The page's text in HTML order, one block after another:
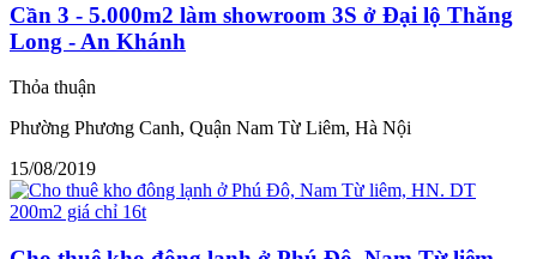
Cần 3 - 5.000m2 làm showroom 3S ở Đại lộ Thăng
Long - An Khánh
Thỏa thuận
Phường Phương Canh, Quận Nam Từ Liêm, Hà Nội
15/08/2019